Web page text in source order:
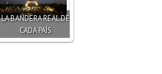
LA BANDERA REAL DE
CADA PAÍS